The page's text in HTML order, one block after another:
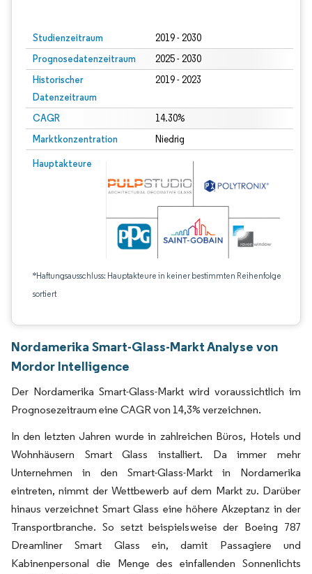
Studienzeitraum 2019 - 2030
Prognosedatenzeitraum 2025 - 2030
Historischer
Datenzeitraum
2019 - 2023
CAGR 14.30%
Marktkonzentration Niedrig
Hauptakteure
*Haftungsausschluss: Hauptakteure in keiner bestimmten Reihenfolge
sortiert
Nordamerika Smart-Glass-Markt Analyse von
Mordor Intelligence
Der Nordamerika Smart-Glass-Markt wird voraussichtlich im
Prognosezeitraum eine CAGR von 14,3% verzeichnen.
In den letzten Jahren wurde in zahlreichen Büros, Hotels und
Wohnhäusern Smart Glass installiert. Da immer mehr
Unternehmen in den Smart-Glass-Markt in Nordamerika
eintreten, nimmt der Wettbewerb auf dem Markt zu. Darüber
hinaus verzeichnet Smart Glass eine höhere Akzeptanz in der
Transportbranche. So setzt beispielsweise der Boeing 787
Dreamliner Smart Glass ein, damit Passagiere und
Kabinenpersonal die Menge des einfallenden Sonnenlichts